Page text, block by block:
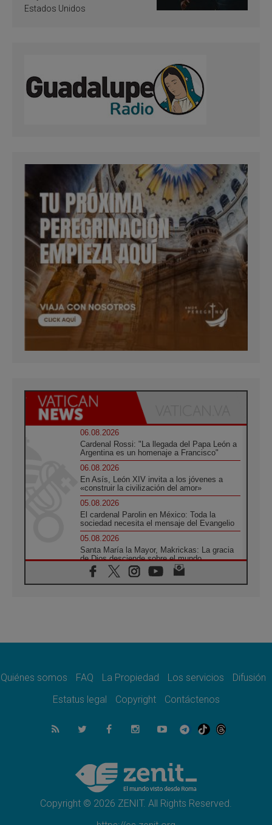
Estados Unidos
06.08.2026
Cardenal Rossi: "La llegada del Papa León a
Argentina es un homenaje a Francisco"
06.08.2026
En Asís, León XIV invita a los jóvenes a
«construir la civilización del amor»
05.08.2026
El cardenal Parolin en México: Toda la
sociedad necesita el mensaje del Evangelio
05.08.2026
Santa María la Mayor, Makrickas: La gracia
de Dios desciende sobre el mundo
05.08.2026
Cristianos y confucianos: Respeto y
dolor, una Iglesia que no se rinde"
La Fuerza del "Círculo de Héroes" con el
Papa en la Audiencia General
05.08.2026
Nuncio en Ucrania: Preocupa escuchar a
Ucrania: Ataque masivo en Kyiv durante la
noche
Quiénes somos FAQ La Propiedad Los servicios
Difusión
Estatus legal
Copyright Contáctenos
Copyright © 2026 ZENIT. All Rights Reserved.